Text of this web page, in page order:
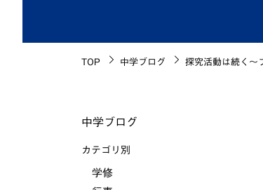
TOP 中学ブログ 探究活動は続く～
中学ブログ
カテゴリ別
学修